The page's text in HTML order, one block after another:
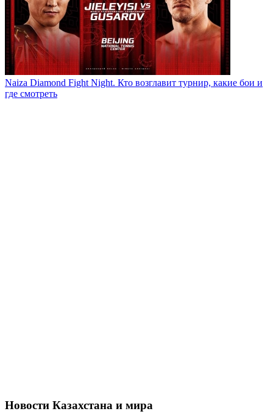
Naiza Diamond Fight Night. Кто возглавит турнир, какие бои и
где смотреть
Новости Казахстана и мира